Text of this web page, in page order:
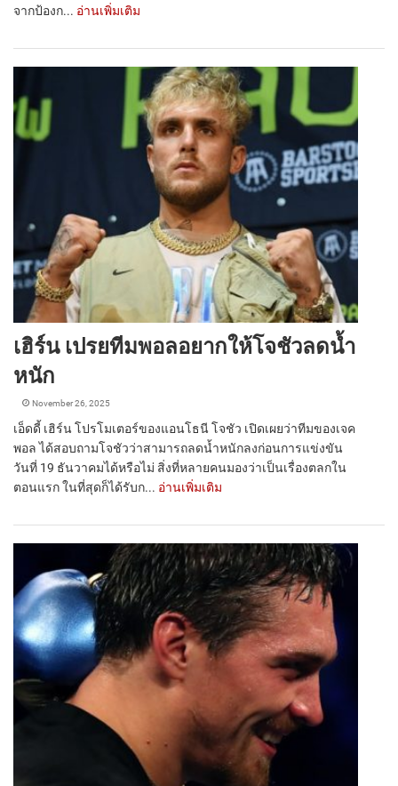
จากป้องก... อ่านเพิ่มเติม
เฮิร์น เปรยทีมพอลอยากให้โจชัวลดน้ำ
หนัก
November 26, 2025
เอ็ดดี้ เฮิร์น โปรโมเตอร์ของแอนโธนี โจชัว เปิดเผยว่าทีมของเจค
พอล ได้สอบถามโจชัวว่าสามารถลดน้ำหนักลงก่อนการแข่งขัน
วันที่ 19 ธันวาคมได้หรือไม่ สิ่งที่หลายคนมองว่าเป็นเรื่องตลกใน
ตอนแรก ในที่สุดก็ได้รับก... อ่านเพิ่มเติม